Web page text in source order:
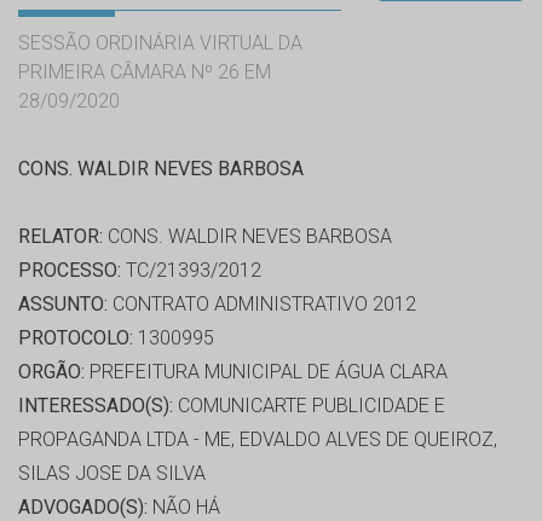
SESSÃO ORDINÁRIA VIRTUAL DA
PRIMEIRA CÂMARA Nº 26 EM
28/09/2020
CONS. WALDIR NEVES BARBOSA
RELATOR: CONS. WALDIR NEVES BARBOSA
PROCESSO: TC/21393/2012
ASSUNTO: CONTRATO ADMINISTRATIVO 2012
PROTOCOLO: 1300995
ORGÃO: PREFEITURA MUNICIPAL DE ÁGUA CLARA
INTERESSADO(S): COMUNICARTE PUBLICIDADE E
PROPAGANDA LTDA - ME, EDVALDO ALVES DE QUEIROZ,
SILAS JOSE DA SILVA
ADVOGADO(S): NÃO HÁ